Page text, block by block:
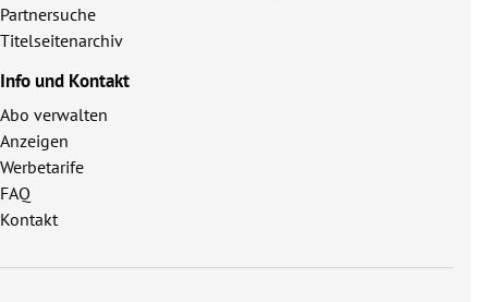
Partnersuche
Titelseitenarchiv
Info und Kontakt
Abo verwalten
Anzeigen
Werbetarife
FAQ
Kontakt